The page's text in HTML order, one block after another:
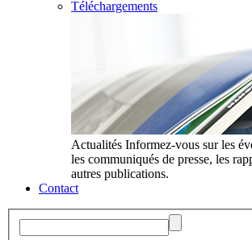
Téléchargements
Actualités Informez-vous sur les
les communiqués de presse, les
autres publications.
Contact